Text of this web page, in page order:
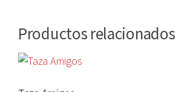
Productos relacionados